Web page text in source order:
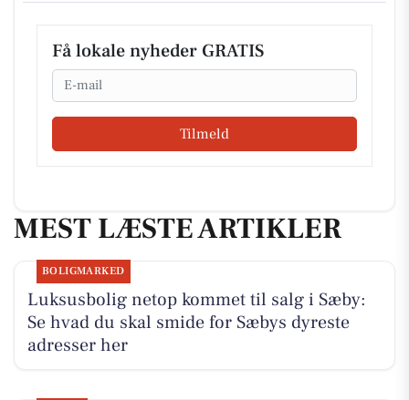
Få lokale nyheder GRATIS
Email
Tilmeld
MEST LÆSTE ARTIKLER
BOLIGMARKED
Luksusbolig netop kommet til salg i Sæby:
Se hvad du skal smide for Sæbys dyreste
adresser her